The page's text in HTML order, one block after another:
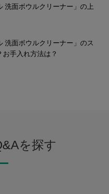
洗面ボウルクリーナー」の上
洗面ボウルクリーナー」のス
手入れ方法は？
を探す